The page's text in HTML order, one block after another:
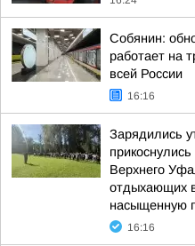
Собянин:
работает на
всей России
16:16
Зарядились
Верхнего
отдыхающих
насыщенную
16:16